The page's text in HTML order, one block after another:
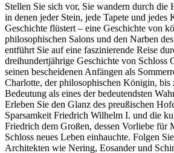
Stellen Sie sich vor, Sie wandern durch die
in denen jeder Stein, jede Tapete und jedes
Geschichte flüstert – eine Geschichte von
philosophischen Salons und den Narben
entführt Sie auf eine faszinierende Reise
dreihundertjährige Geschichte von Schloss
seinen bescheidenen Anfängen als
Charlotte, der philosophischen Königin, bis
Bedeutung als eines der bedeutendsten
Erleben Sie den Glanz des preußischen
Sparsamkeit Friedrich Wilhelm I. und die
Friedrich dem Großen, dessen Vorliebe für
Schloss neues Leben einhauchte. Folgen
Architekten wie Nering, Eosander und